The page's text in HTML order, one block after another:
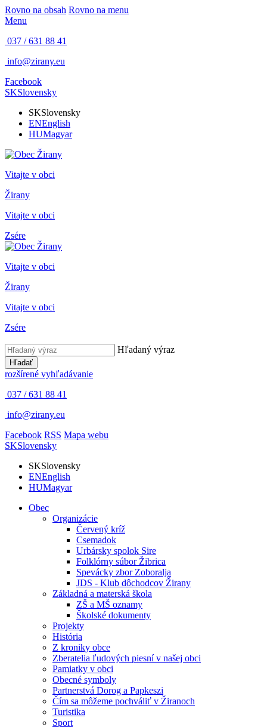
Rovno na obsah Rovno na menu
Menu
037 / 631 88 41
info@zirany.eu
Facebook
SKSlovensky
SKSlovensky
ENEnglish
HUMagyar
Vitajte v obci
Žirany
Vitajte v obci
Zsére
Vitajte v obci
Žirany
Vitajte v obci
Zsére
Hľadaný výraz
Hľadať
rozšírené vyhľadávanie
037 / 631 88 41
info@zirany.eu
Facebook RSS Mapa webu
SKSlovensky
SKSlovensky
ENEnglish
HUMagyar
Obec
Organizácie
Červený kríž
Csemadok
Urbársky spolok Sire
Folklórny súbor Žibrica
Spevácky zbor Zoboralja
JDS - Klub dôchodcov Žirany
Základná a materská škola
ZŠ a MŠ oznamy
Školské dokumenty
Projekty
História
Z kroniky obce
Zberatelia ľudových piesní v našej obci
Pamiatky v obci
Obecné symboly
Partnerstvá Dorog a Papkeszi
Čím sa môžeme pochváliť v Žiranoch
Turistika
Sport